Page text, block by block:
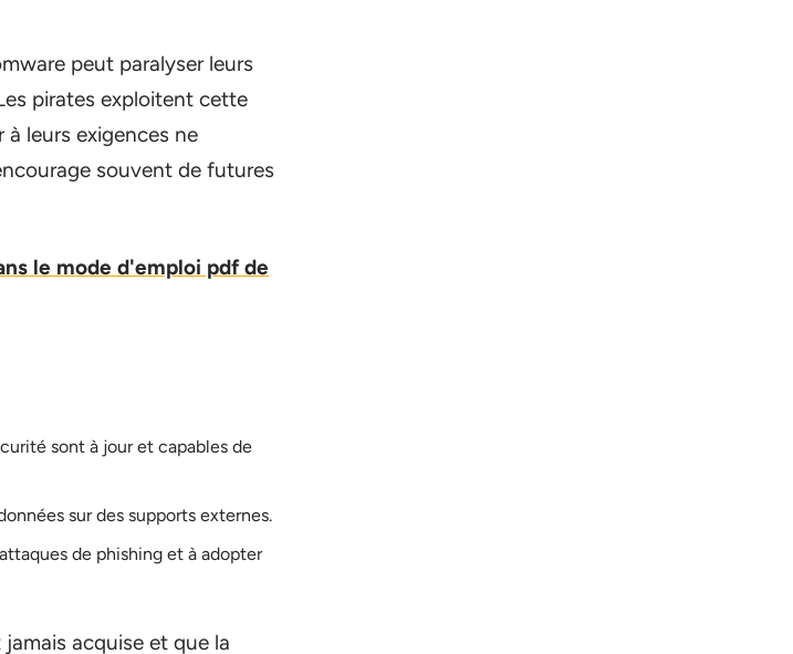
peut paralyser leurs
pirates exploitent cette
leurs exigences ne
souvent de futures
le mode d'emploi pdf de
sont à jour et capables de
sur des supports externes.
de phishing et à adopter
acquise et que la